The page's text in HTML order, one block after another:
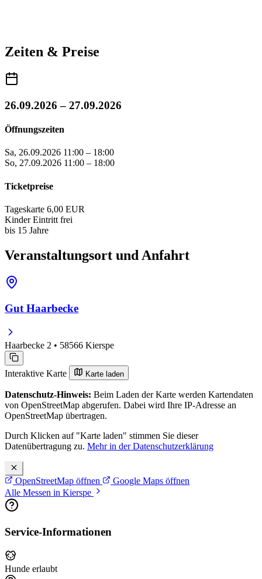
Zeiten & Preise
26.09.2026 – 27.09.2026
Öffnungszeiten
Sa, 26.09.2026 11:00 – 18:00
So, 27.09.2026 11:00 – 18:00
Ticketpreise
Tageskarte 6,00 EUR
Kinder Eintritt frei
bis 15 Jahre
Veranstaltungsort und Anfahrt
Gut Haarbecke
Haarbecke 2 • 58566 Kierspe
Interaktive Karte Karte laden
Datenschutz-Hinweis: Beim Laden der Karte werden Kartendaten
von OpenStreetMap abgerufen. Dabei wird Ihre IP-Adresse an
OpenStreetMap übertragen.
Durch Klicken auf "Karte laden" stimmen Sie dieser
Datenübertragung zu. Mehr in der Datenschutzerklärung
OpenStreetMap öffnen
Google Maps öffnen
Alle Messen in Kierspe
Service-Informationen
Hunde erlaubt